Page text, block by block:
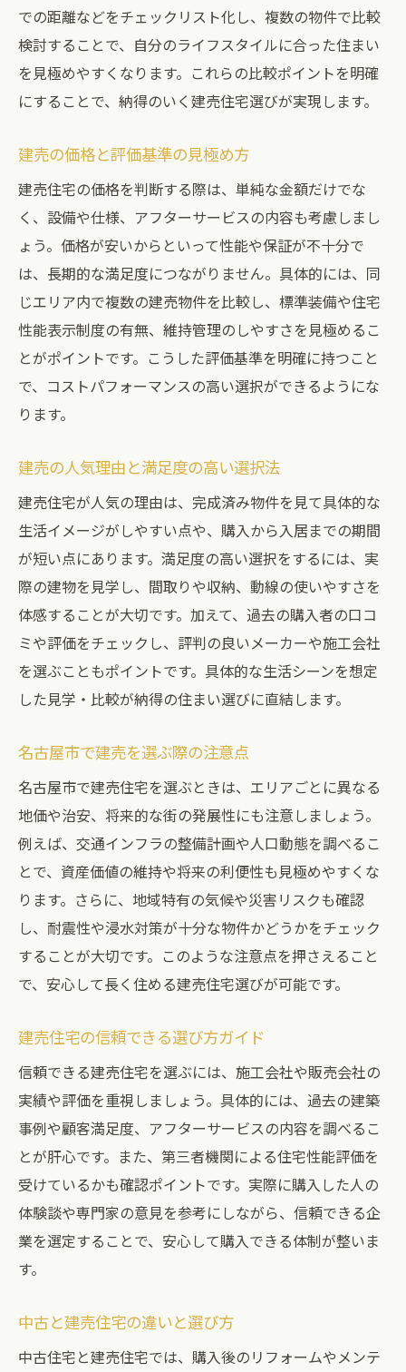
コスト重視なら建売住宅が選ばれる理由
建売住宅がコスト面で選ばれる理由とは
建売の価格相場と安さの秘密を解説
名古屋市で建売住宅が支持される背景
資金計画に優しい建売の魅力を紹介
建売と新築戸建てのコスト比較
おしゃれな建売住宅を名古屋で見つける方法
おしゃれな建売住宅を探す工夫と選び方
名古屋建売でデザイン性を重視するコツ
建売住宅で叶える理想のインテリア選び
建売住宅の最新トレンドをチェック
建売でもおしゃれな住まいを実現する方法
建売住宅の住宅性能を徹底チェックするコツ
建売住宅の性能を見極めるチェック方法
断熱性や耐震性など建売の性能基準とは
建売住宅の保証内容を確認するポイント
住宅性能で建売を選ぶ際の注意点
名古屋市の建売性能比較と選び方
将来を考えた建売住宅の性能チェック
ライフスタイルに合う建売住宅の選び方ガイド
家族構成に合った建売住宅の選び方
ライフプラン別建売住宅の選定ポイント
将来設計を考えた建売住宅選びのコツ
生活動線で選ぶ建売住宅のポイント
建売住宅で快適な暮らしを叶える方法
名古屋市で叶える理想の建売住宅探し
建売購入時に知っておきたい相場と傾向
名古屋市の建売価格相場と動向を解説
建売住宅の費用目安とトレンド情報
建売購入時の相場変動に注意する理由
新築一戸建てと建売の相場比較法
建売住宅の費用が安くなるタイミング
住宅ローンと建売相場の基礎知識
理想の住まいを建売で叶えるための秘訣
理想の住まいを建売住宅で実現する方法
建売住宅購入で後悔しないためのコツ
建売で叶える将来を見据えた住まい選び
建売住宅の比較で理想を明確にする
納得の建売住宅購入を目指すためのポイン
での距離などをチェックリスト化し、複数の物件で比較
検討することで、自分のライフスタイルに合った住まい
を見極めやすくなります。これらの比較ポイントを明確
にすることで、納得のいく建売住宅選びが実現します。
建売の価格と評価基準の見極め方
建売住宅の価格を判断する際は、単純な金額だけでな
く、設備や仕様、アフターサービスの内容も考慮しまし
ょう。価格が安いからといって性能や保証が不十分で
は、長期的な満足度につながりません。具体的には、同
じエリア内で複数の建売物件を比較し、標準装備や住宅
性能表示制度の有無、維持管理のしやすさを見極めるこ
とがポイントです。こうした評価基準を明確に持つこと
で、コストパフォーマンスの高い選択ができるようにな
ります。
建売の人気理由と満足度の高い選択法
建売住宅が人気の理由は、完成済み物件を見て具体的な
生活イメージがしやすい点や、購入から入居までの期間
が短い点にあります。満足度の高い選択をするには、実
際の建物を見学し、間取りや収納、動線の使いやすさを
体感することが大切です。加えて、過去の購入者の口コ
ミや評価をチェックし、評判の良いメーカーや施工会社
を選ぶこともポイントです。具体的な生活シーンを想定
した見学・比較が納得の住まい選びに直結します。
名古屋市で建売を選ぶ際の注意点
名古屋市で建売住宅を選ぶときは、エリアごとに異なる
地価や治安、将来的な街の発展性にも注意しましょう。
例えば、交通インフラの整備計画や人口動態を調べるこ
とで、資産価値の維持や将来の利便性も見極めやすくな
ります。さらに、地域特有の気候や災害リスクも確認
し、耐震性や浸水対策が十分な物件かどうかをチェック
することが大切です。このような注意点を押さえること
で、安心して長く住める建売住宅選びが可能です。
建売住宅の信頼できる選び方ガイド
信頼できる建売住宅を選ぶには、施工会社や販売会社の
実績や評価を重視しましょう。具体的には、過去の建築
事例や顧客満足度、アフターサービスの内容を調べるこ
とが肝心です。また、第三者機関による住宅性能評価を
受けているかも確認ポイントです。実際に購入した人の
体験談や専門家の意見を参考にしながら、信頼できる企
業を選定することで、安心して購入できる体制が整いま
す。
中古と建売住宅の違いと選び方
中古住宅と建売住宅では、購入後のリフォームやメンテ